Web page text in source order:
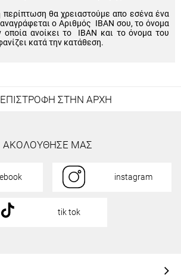
περίπτωση θα χρειαστούμε απο εσένα ένα
ο Αριθμός IBAN σου, το όνομα
οποία ανοίκει το IBAN και το όνομα του
κατά την κατάθεση.
ΕΠΙΣΤΡΟΦΗ ΣΤΗΝ ΑΡΧΗ
ΑΚΟΛΟΥΘΗΣΕ ΜΑΣ
instagram
tik tok